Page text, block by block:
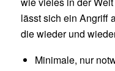
lässt sich ein Angriff
die wieder und
Minimale, nur